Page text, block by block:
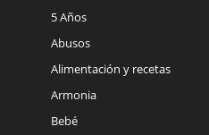
5 Años
Abusos
Alimentación y recetas
Armonia
Bebé